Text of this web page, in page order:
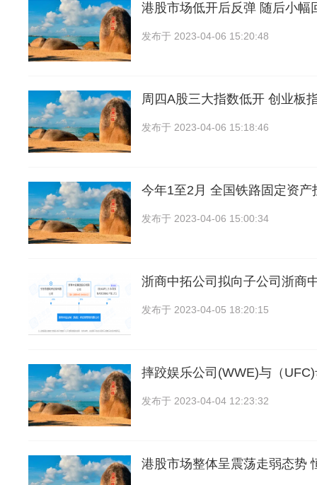
港股市场低开后反弹 随后小幅
发布于 2023-04-06 15:20:48
周四A股三大指数低开 创业板
发布于 2023-04-06 15:18:46
今年1至2月 全国铁路固定资产
发布于 2023-04-06 15:00:34
浙商中拓公司拟向子公司浙商
发布于 2023-04-05 18:20:15
摔跤娱乐公司(WWE)与（
发布于 2023-04-04 12:23:32
港股市场整体呈震荡走弱态势